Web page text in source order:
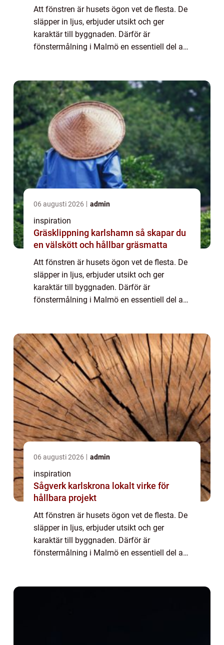
Att fönstren är husets ögon vet de flesta. De
släpper in ljus, erbjuder utsikt och ger
karaktär till byggnaden. Därför är
fönstermålning i Malmö en essentiell del av
06 augusti 2026 admin
inspiration
Gräsklippning karlshamn så skapar du
en välskött och hållbar gräsmatta
Att fönstren är husets ögon vet de flesta. De
släpper in ljus, erbjuder utsikt och ger
karaktär till byggnaden. Därför är
fönstermålning i Malmö en essentiell del av
06 augusti 2026 admin
inspiration
Sågverk karlskrona lokalt virke för
hållbara projekt
Att fönstren är husets ögon vet de flesta. De
släpper in ljus, erbjuder utsikt och ger
karaktär till byggnaden. Därför är
fönstermålning i Malmö en essentiell del av